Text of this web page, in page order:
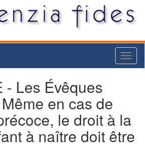
- Les Évêques
en cas de
le droit à la
à naître doit être